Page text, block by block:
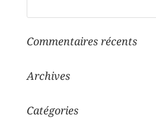
Commentaires récents
Archives
Catégories